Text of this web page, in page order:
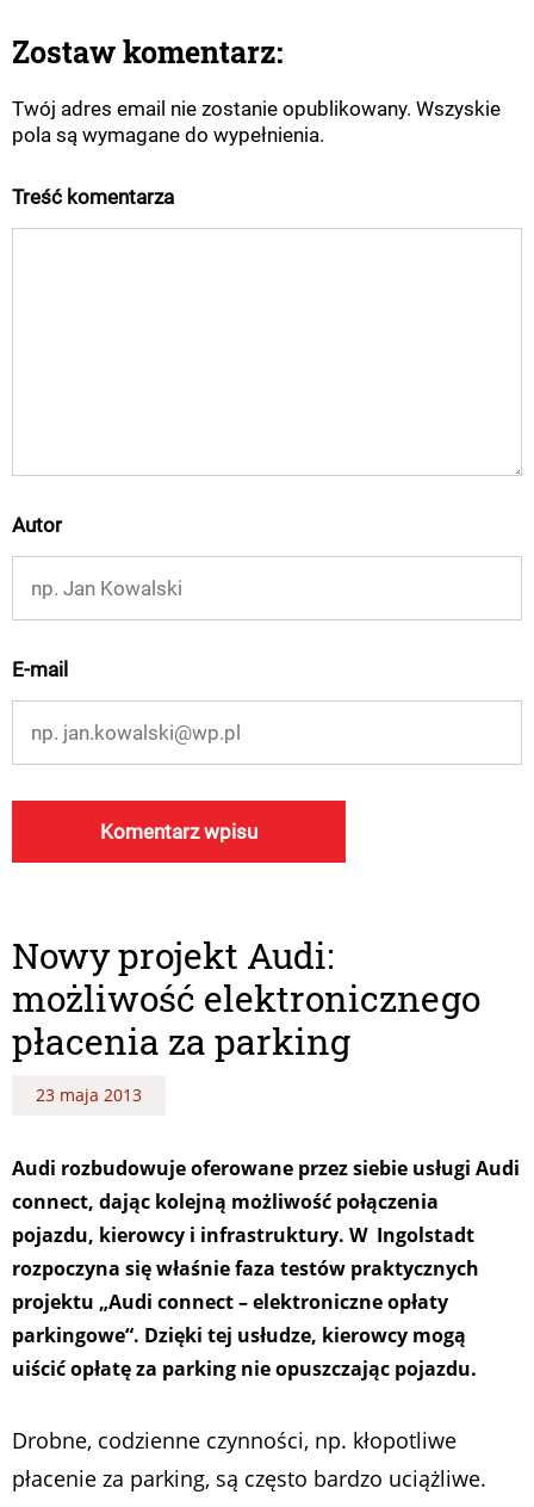
Zostaw komentarz:
Twój adres email nie zostanie opublikowany. Wszyskie
pola są wymagane do wypełnienia.
Treść komentarza
Autor
E-mail
Nowy projekt Audi:
możliwość elektronicznego
płacenia za parking
23 maja 2013
Audi rozbudowuje oferowane przez siebie usługi Audi
connect, dając kolejną możliwość połączenia
pojazdu, kierowcy i infrastruktury. W Ingolstadt
rozpoczyna się właśnie faza testów praktycznych
projektu „Audi connect – elektroniczne opłaty
parkingowe“. Dzięki tej usłudze, kierowcy mogą
uiścić opłatę za parking nie opuszczając pojazdu.
Drobne, codzienne czynności, np. kłopotliwe
płacenie za parking, są często bardzo uciążliwe.